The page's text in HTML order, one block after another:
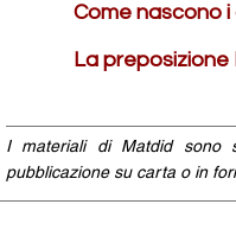
Come nascono
La preposizione
I materiali di Matdid sono
pubblicazione su carta o in